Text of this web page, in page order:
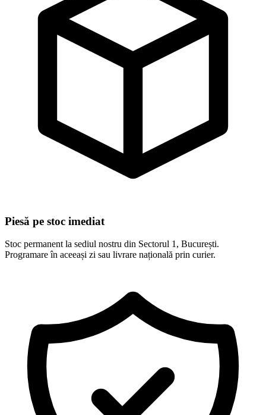
Piesă pe stoc imediat
Stoc permanent la sediul nostru din Sectorul 1, București.
Programare în aceeași zi sau livrare națională prin curier.